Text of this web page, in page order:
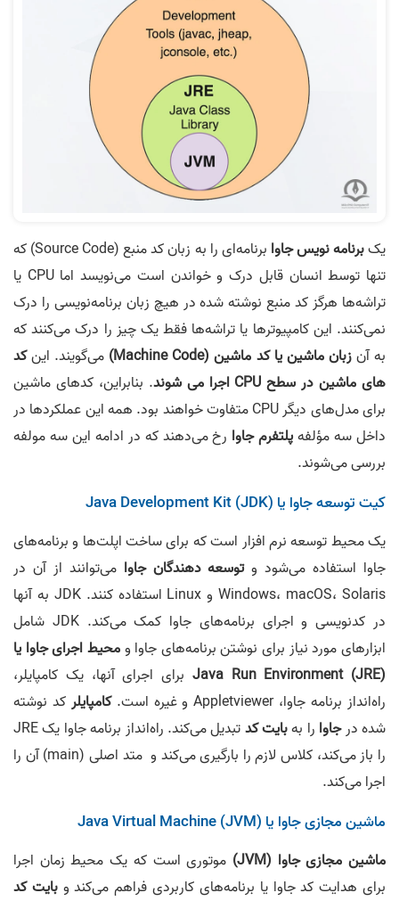
یکبرنامه نویس جاوا
برنامه‌ای را به زبان کد منبع (Source Code) که
تنها توسط انسان قابل درک و خواندن است می‌نویسد اما CPU یا
تراشه‌ها هرگز کد منبع نوشته شده در هیچ زبان برنامه‌نویسی را درک
نمی‌کنند. این کامپیوترها یا تراشه‌ها فقط یک چیز را درک می‌کنند که
به آنزبان ماشین یا کد ماشین (Machine Code) می‌گویند. اینکد
های ماشین در سطح CPU اجرا می شوند
. بنابراین، کدهای ماشین
برای مدل‌های دیگر CPU متفاوت خواهند بود. همه این عملکردها در
داخل سه مؤلفهپلتفرم جاوا رخ می‌دهند که در ادامه این سه مولفه
بررسی می‌شوند.
کیت توسعه جاوا یا (JDK) Java Development Kit
یک محیط توسعه نرم افزار است که برای ساخت اپلت‌ها و برنامه‌های
جاوا استفاده می‌شود وتوسعه دهندگان جاوا می‌توانند از آن در
Windows، macOS، Solaris و Linux استفاده کنند. JDK به آنها
در کدنویسی و اجرای برنامه‌های جاوا کمک می‌کند. JDK شامل
ابزارهای مورد نیاز برای نوشتن برنامه‌های جاوا ومحیط اجرای جاوا یا
Java Run Environment (JRE) برای اجرای آنها، یک کامپایلر،
راه‌انداز برنامه جاوا، Appletviewer و غیره است.
کامپایلر کد نوشته
شده درجاوا را بهبایت کد
تبدیل می‌کند. راه‌انداز برنامه جاوا یک JRE
را باز می‌کند، کلاس لازم را بارگیری می‌کند و متد اصلی (main) آن را
اجرا می‌کند.
ماشین مجازی جاوا یا Java Virtual Machine (JVM)
ماشین مجازی جاوا (JVM)
موتوری است که یک محیط زمان اجرا
برای هدایت کد جاوا یا برنامه‌های کاربردی فراهم می‌کند و بایت کد